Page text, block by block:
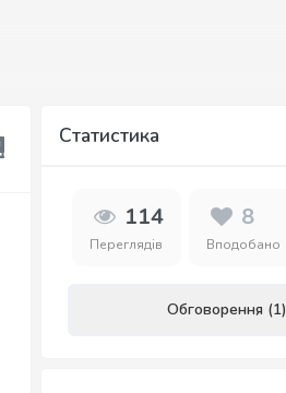
Статистика
114
Переглядів
8
Вподобано
Обговорення (1)